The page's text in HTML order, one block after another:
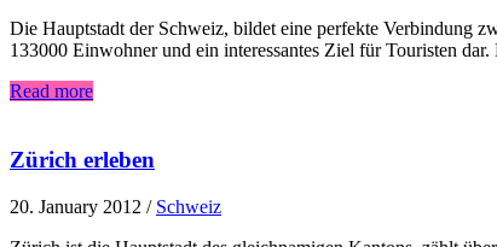
Die Hauptstadt der Schweiz, bildet eine perfekte Verbindung
133000 Einwohner und ein interessantes Ziel für Touristen dar.
Read more
Zürich erleben
20. January 2012 / Schweiz